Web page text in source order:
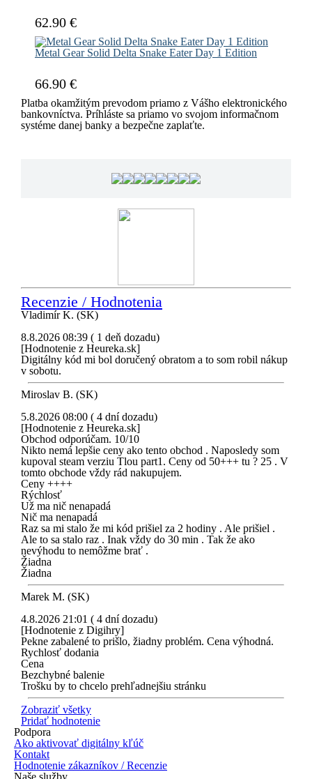
62.90 €
Metal Gear Solid Delta Snake Eater Day 1 Edition
66.90 €
Platba okamžitým prevodom priamo z Vášho elektronického
bankovníctva. Príhláste sa priamo vo svojom informačnom
systéme danej banky a bezpečne zaplaťte.
Recenzie / Hodnotenia
Vladimír K. (SK)
8.8.2026 08:39 ( 1 deň dozadu)
[Hodnotenie z Heureka.sk]
Digitálny kód mi bol doručený obratom a to som robil nákup
v sobotu.
Miroslav B. (SK)
5.8.2026 08:00 ( 4 dní dozadu)
[Hodnotenie z Heureka.sk]
Obchod odporúčam. 10/10
Nikto nemá lepšie ceny ako tento obchod . Naposledy som
kupoval steam verziu Tlou part1. Ceny od 50+++ tu ? 25 . V
tomto obchode vždy rád nakupujem.
Ceny ++++
Rýchlosť
Už ma nič nenapadá
Nič ma nenapadá
Raz sa mi stalo že mi kód prišiel za 2 hodiny . Ale prišiel .
Ale to sa stalo raz . Inak vždy do 30 min . Tak že ako
nevýhodu to nemôžme brať .
Žiadna
Žiadna
Marek M. (SK)
4.8.2026 21:01 ( 4 dní dozadu)
[Hodnotenie z Digihry]
Pekne zabalené to prišlo, žiadny problém. Cena výhodná.
Rychlosť dodania
Cena
Bezchybné balenie
Trošku by to chcelo prehľadnejšiu stránku
Zobraziť všetky
Pridať hodnotenie
Podpora
Ako aktivovať digitálny kľúč
Kontakt
Hodnotenie zákazníkov / Recenzie
Naše služby